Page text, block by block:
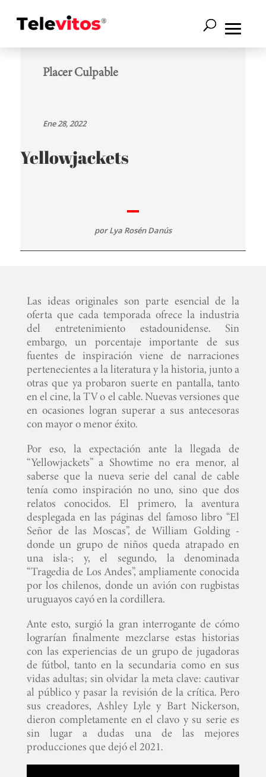
Placer Culpable
Ene 28, 2022
Yellowjackets
porLya Rosén Danús
Las ideas originales son parte esencial de la
oferta que cada temporada ofrece la industria
del entretenimiento estadounidense. Sin
embargo, un porcentaje importante de sus
fuentes de inspiración viene de narraciones
pertenecientes a la literatura y la historia, junto a
otras que ya probaron suerte en pantalla, tanto
en el cine, la TV o el cable. Nuevas versiones que
en ocasiones logran superar a sus antecesoras
con mayor o menor éxito.
Por eso, la expectación ante la llegada de
“Yellowjackets” a Showtime no era menor, al
saberse que la nueva serie del canal de cable
tenía como inspiración no uno, sino que dos
relatos conocidos. El primero, la aventura
desplegada en las páginas del famoso libro “El
Señor de las Moscas”, de William Golding -
donde un grupo de niños queda atrapado en
una isla-; y, el segundo, la denominada
“Tragedia de Los Andes”, ampliamente conocida
por los chilenos, donde un avión con rugbistas
uruguayos cayó en la cordillera.
Ante esto, surgió la gran interrogante de cómo
lograrían finalmente mezclarse estas historias
con las experiencias de un grupo de jugadoras
de fútbol, tanto en la secundaria como en sus
vidas adultas; sin olvidar la meta clave: cautivar
al público y pasar la revisión de la crítica. Pero
sus creadores, Ashley Lyle y Bart Nickerson,
dieron completamente en el clavo y su serie es
sin lugar a dudas una de las mejores
producciones que dejó el 2021.